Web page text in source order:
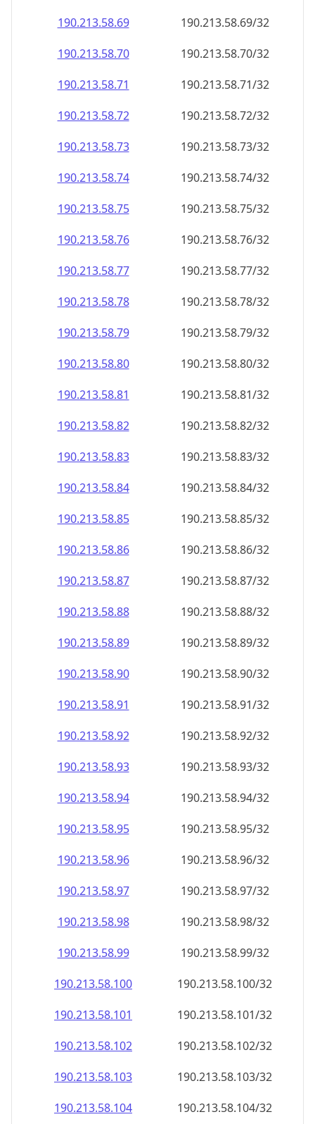
190.213.58.69
190.213.58.69/32
190.213.58.70
190.213.58.70/32
190.213.58.71
190.213.58.71/32
190.213.58.72
190.213.58.72/32
190.213.58.73
190.213.58.73/32
190.213.58.74
190.213.58.74/32
190.213.58.75
190.213.58.75/32
190.213.58.76
190.213.58.76/32
190.213.58.77
190.213.58.77/32
190.213.58.78
190.213.58.78/32
190.213.58.79
190.213.58.79/32
190.213.58.80
190.213.58.80/32
190.213.58.81
190.213.58.81/32
190.213.58.82
190.213.58.82/32
190.213.58.83
190.213.58.83/32
190.213.58.84
190.213.58.84/32
190.213.58.85
190.213.58.85/32
190.213.58.86
190.213.58.86/32
190.213.58.87
190.213.58.87/32
190.213.58.88
190.213.58.88/32
190.213.58.89
190.213.58.89/32
190.213.58.90
190.213.58.90/32
190.213.58.91
190.213.58.91/32
190.213.58.92
190.213.58.92/32
190.213.58.93
190.213.58.93/32
190.213.58.94
190.213.58.94/32
190.213.58.95
190.213.58.95/32
190.213.58.96
190.213.58.96/32
190.213.58.97
190.213.58.97/32
190.213.58.98
190.213.58.98/32
190.213.58.99
190.213.58.99/32
190.213.58.100
190.213.58.100/32
190.213.58.101
190.213.58.101/32
190.213.58.102
190.213.58.102/32
190.213.58.103
190.213.58.103/32
190.213.58.104
190.213.58.104/32